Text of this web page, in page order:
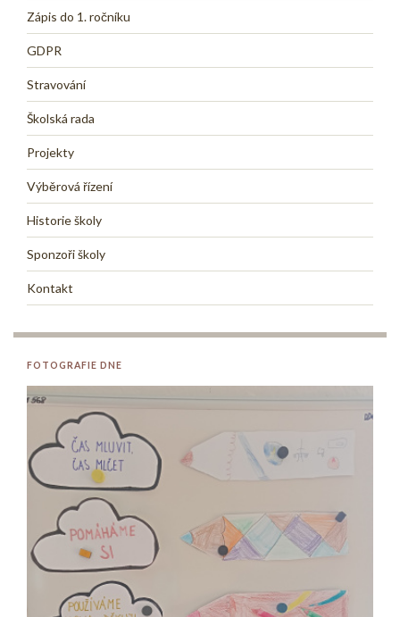
Zápis do 1. ročníku
GDPR
Stravování
Školská rada
Projekty
Výběrová řízení
Historie školy
Sponzoři školy
Kontakt
FOTOGRAFIE DNE